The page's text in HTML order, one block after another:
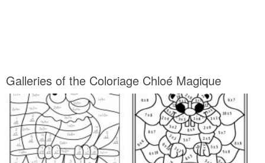
Galleries of the Coloriage Chloé Magique